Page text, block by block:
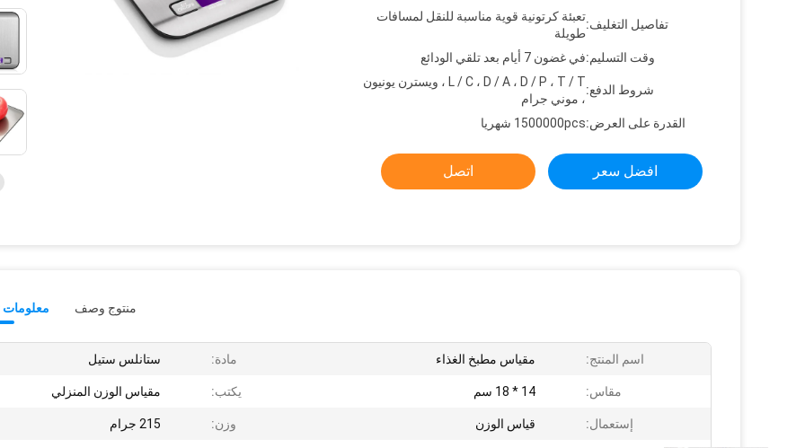
تفاصيل التغليف:
تعبئة كرتونية قوية مناسبة للنقل لمسافات
طويلة
وقت التسليم:في غضون 7 أيام بعد تلقي الودائع
شروط الدفع:
L / C ، D / A ، D / P ، T / T ، ويسترن يونيون
، موني جرام
القدرة على العرض:1500000pcs شهريا
افضل سعر اتصل
معلومات منتوج وصف
اسم المنتج: مقياس مطبخ الغذاء مادة: ستانلس ستيل
مقاس: 14 * 18 سم يكتب: مقياس الوزن المنزلي
إستعمال: قياس الوزن وزن: 215 جرام